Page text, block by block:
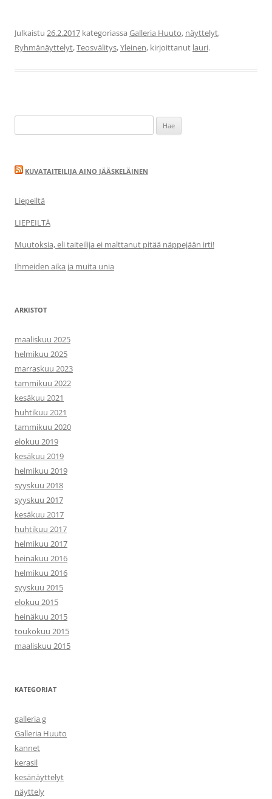
Julkaistu 26.2.2017 kategoriassa Galleria Huuto, näyttelyt,
Ryhmänäyttelyt,Teosvälitys,Yleinen, kirjoittanut lauri.
KUVATAITEILIJA AINO JÄÄSKELÄINEN
Liepeiltä
LIEPEILTÄ
Muutoksia, eli taiteilija ei malttanut pitää näppejään irti!
Ihmeiden aika ja muita unia
ARKISTOT
maaliskuu 2025
helmikuu 2025
marraskuu 2023
tammikuu 2022
kesäkuu 2021
huhtikuu 2021
tammikuu 2020
elokuu 2019
kesäkuu 2019
helmikuu 2019
syyskuu 2018
syyskuu 2017
kesäkuu 2017
huhtikuu 2017
helmikuu 2017
heinäkuu 2016
helmikuu 2016
syyskuu 2015
elokuu 2015
heinäkuu 2015
toukokuu 2015
maaliskuu 2015
KATEGORIAT
galleria g
Galleria Huuto
kannet
kerasil
kesänäyttelyt
näyttely